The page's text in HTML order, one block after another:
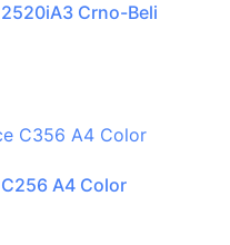
Crno-Beli
A4 Color